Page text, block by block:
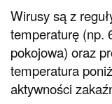
Wirusy są z
temperaturę (np.
pokojowa) oraz
temperatura
aktywności